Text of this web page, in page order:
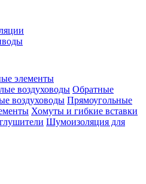
элементы
воздуховоды Обратные
воздуховоды Прямоугольные
Хомуты и гибкие вставки
Шумоизоляция для